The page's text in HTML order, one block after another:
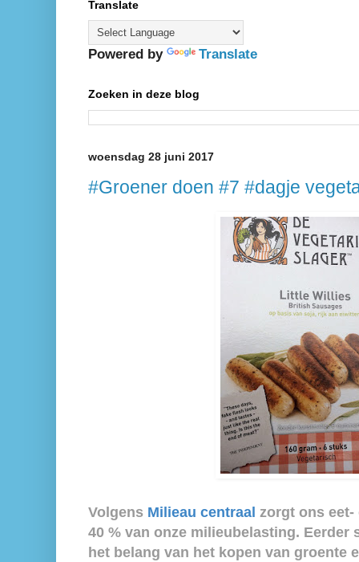
Translate
Powered by Translate
Zoeken in deze blog
woensdag 28 juni 2017
#Groener doen #7 #dagje
Volgens Milieau centraal zorgt ons
40 % van onze milieubelasting. Eerder
het belang van het kopen van groente